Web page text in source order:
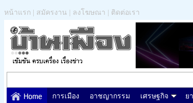
หน้าแรก สมัครงาน ลงโฆษณา ติดต่อเรา
การเมือง อาชญากรรม เศรษฐกิจ ย